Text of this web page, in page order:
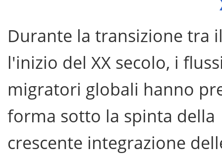
Durante la transizione tra
l'inizio del XX secolo, i
migratori globali hanno
forma sotto la spinta della
crescente integrazione